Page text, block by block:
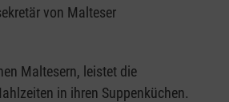
von Malteser
Maltesern, leistet die
in ihren Suppenküchen.